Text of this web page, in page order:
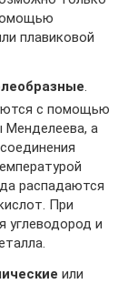
плавиковой
.
с помощью
Менделеева, а
распадаются
При
углеводород и
или